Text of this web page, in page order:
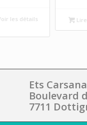
les détails
Ets Carsana
Boulevard
7711